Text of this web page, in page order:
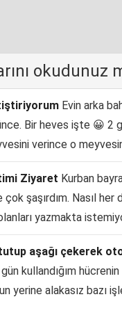
okudunuz
Evin arka
Bir heves işte 😀 2
verince o
Ziyaret Kurban
şaşırdım. Nasıl
yazmakta
aşağı çekerek
kullandığım
yerine alakasız